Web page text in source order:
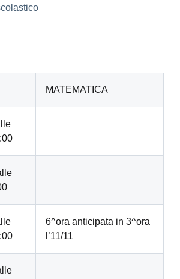
MATEMATICA
6^ora anticipata in 3^ora
l’11/11